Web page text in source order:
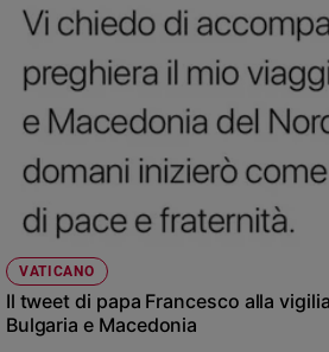
VATICANO
Il tweet di papa Francesco alla
Bulgaria e Macedonia